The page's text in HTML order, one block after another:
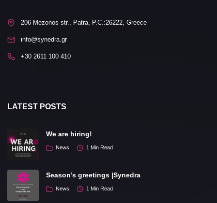
206 Mezonos str., Patra, P.C.:26222, Greece
info@synedra.gr
+30 2611 100 410
LATEST POSTS
We are hiring!
News 1 Min Read
Season’s greetings |Synedra
News 1 Min Read